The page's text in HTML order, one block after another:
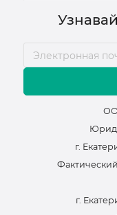
г.
г.